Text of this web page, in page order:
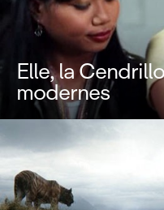
Elle, la
modernes